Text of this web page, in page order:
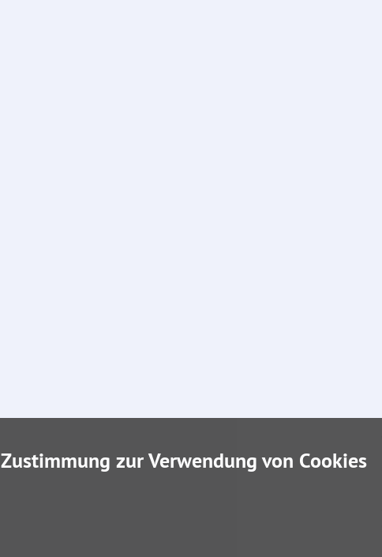
Zustimmung zur Verwendung von Cookies